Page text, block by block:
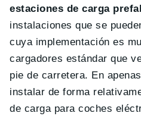
estaciones de carga
instalaciones que se
cuya implementación es
cargadores estándar que
pie de carretera. En
instalar de forma
de carga para coches